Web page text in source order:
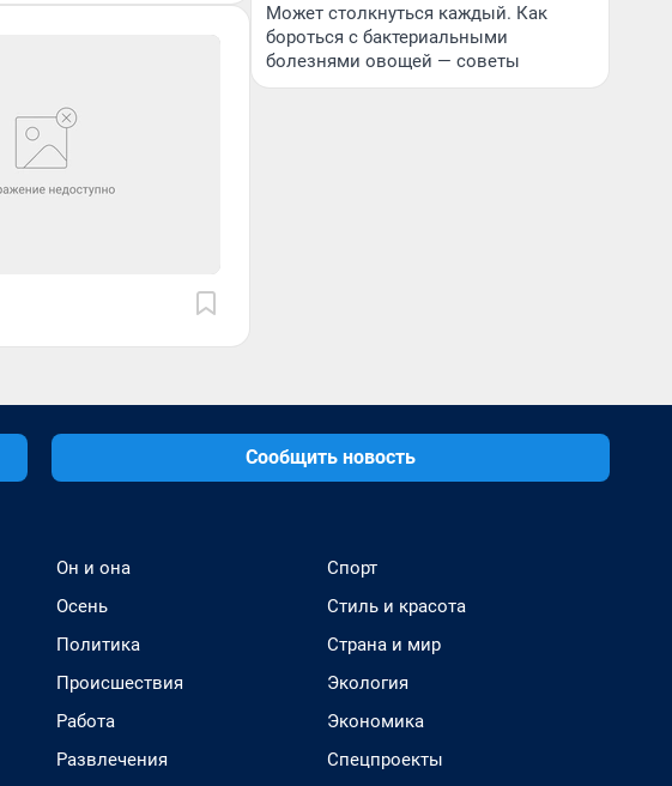
Может столкнуться каждый. Как
бороться с бактериальными
болезнями овощей — советы
Сообщить новость
Он и она
Осень
Политика
Происшествия
Работа
Развлечения
Спорт
Стиль и красота
Страна и мир
Экология
Экономика
Спецпроекты